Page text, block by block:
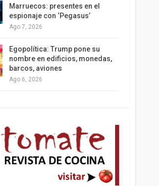
Marruecos: presentes en el
espionaje con ‘Pegasus’
Ago 7, 2026
Egopolítica: Trump pone su
nombre en edificios, monedas,
barcos, aviones
Ago 6, 2026